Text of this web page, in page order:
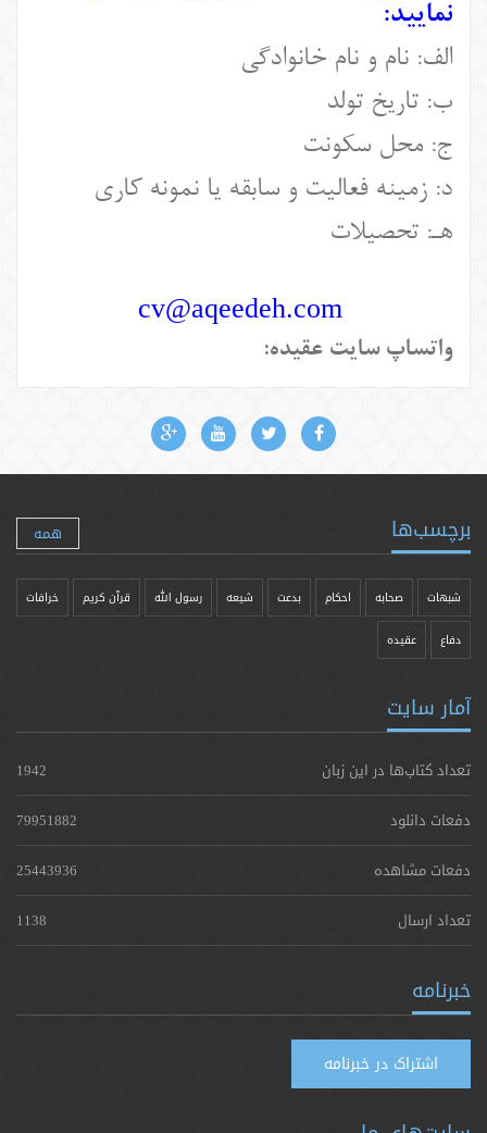
نمایید:
الف: نام و نام خانوادگی
ب: تاریخ تولد
ج: محل سکونت
د: زمینه فعالیت و سابقه یا نمونه کاری
هـ: تحصیلات
cv@aqeedeh.com
واتساپ سایت عقیده:
برچسب‌ها همه
شبهات صحابه احکام بدعت شیعه رسول الله قرآن کریم خرافات
دفاع عقیده
آمار سایت
تعداد کتاب‌ها در این زبان
1942
دفعات دانلود
79951882
دفعات مشاهده
25443936
تعداد ارسال
1138
خبرنامه
اشتراک در خبرنامه